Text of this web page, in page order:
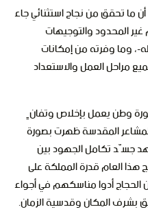
ما تحقق من نجاح استثنائي جاء
المحدود والتوجيهات
، وما وفرته من إمكانات
مراحل العمل والاستعداد
وطن يعمل بإخلاص وتفانٍ
المقدسة ظهرت بصورة
جسّد تكامل الجهود بين
العام قدرة المملكة على
الحجاج أدوا مناسكهم في أجواء
بشرف المكان وقدسية الزمان.